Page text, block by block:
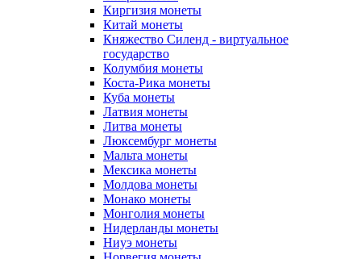
Киргизия монеты
Китай монеты
Княжество Силенд - виртуальное
государство
Колумбия монеты
Коста-Рика монеты
Куба монеты
Латвия монеты
Литва монеты
Люксембург монеты
Мальта монеты
Мексика монеты
Молдова монеты
Монако монеты
Монголия монеты
Нидерланды монеты
Ниуэ монеты